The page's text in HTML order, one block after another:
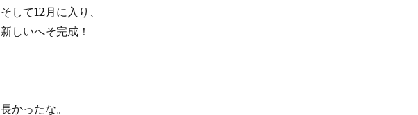
そして12月に入り、
新しいへそ完成！
長かったな。